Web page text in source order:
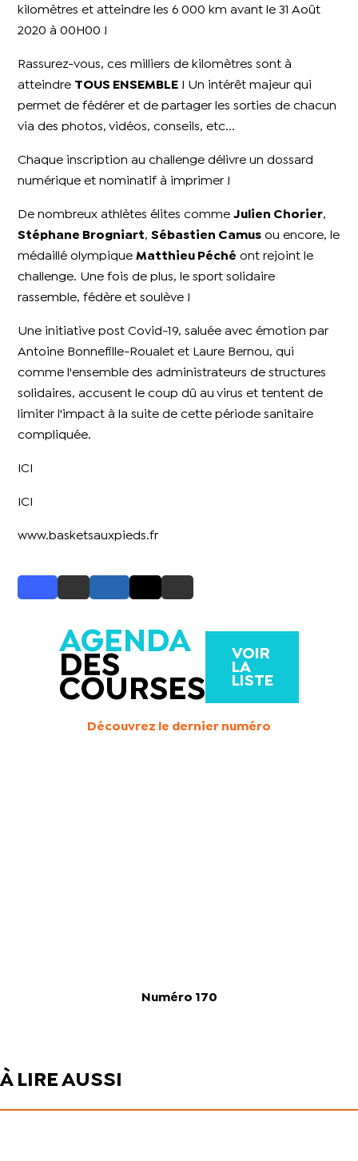
kilomètres et atteindre les 6 000 km avant le 31 Août
2020 à 00H00 !
Rassurez-vous, ces milliers de kilomètres sont à
atteindre TOUS ENSEMBLE ! Un intérêt majeur qui
permet de fédérer et de partager les sorties de chacun
via des photos, vidéos, conseils, etc...
Chaque inscription au challenge délivre un dossard
numérique et nominatif à imprimer !
De nombreux athlètes élites commeJulien Chorier,
Stéphane Brogniart,Sébastien Camus ou encore, le
médaillé olympiqueMatthieu Péché ont rejoint le
challenge. Une fois de plus, le sport solidaire
rassemble, fédère et soulève !
Une initiative post Covid-19, saluée avec émotion par
Antoine Bonnefille-Roualet et Laure Bernou, qui
comme l'ensemble des administrateurs de structures
solidaires, accusent le coup dû au virus et tentent de
limiter l'impact à la suite de cette période sanitaire
compliquée.
ICI
ICI
www.basketsauxpieds.fr
AGENDA
DES
COURSES
VOIR
LA
LISTE
Découvrez le dernier numéro
Numéro 170
À LIRE AUSSI